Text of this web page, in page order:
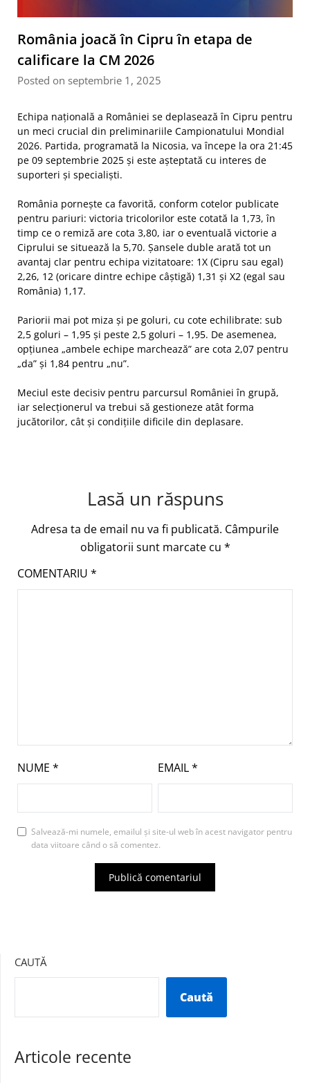
România joacă în Cipru în etapa de
calificare la CM 2026
Posted on septembrie 1, 2025
Echipa națională a României se deplasează în Cipru pentru
un meci crucial din preliminariile Campionatului Mondial
2026. Partida, programată la Nicosia, va începe la ora 21:45
pe 09 septembrie 2025 și este așteptată cu interes de
suporteri și specialiști.
România pornește ca favorită, conform cotelor publicate
pentru pariuri: victoria tricolorilor este cotată la 1,73, în
timp ce o remiză are cota 3,80, iar o eventuală victorie a
Ciprului se situează la 5,70. Șansele duble arată tot un
avantaj clar pentru echipa vizitatoare: 1X (Cipru sau egal)
2,26, 12 (oricare dintre echipe câștigă) 1,31 și X2 (egal sau
România) 1,17.
Pariorii mai pot miza și pe goluri, cu cote echilibrate: sub
2,5 goluri – 1,95 și peste 2,5 goluri – 1,95. De asemenea,
opțiunea „ambele echipe marchează” are cota 2,07 pentru
„da” și 1,84 pentru „nu”.
Meciul este decisiv pentru parcursul României în grupă,
iar selecționerul va trebui să gestioneze atât forma
jucătorilor, cât și condițiile dificile din deplasare.
Lasă un răspuns
Adresa ta de email nu va fi publicată. Câmpurile
obligatorii sunt marcate cu *
COMENTARIU *
NUME * EMAIL*
Salvează-mi numele, emailul și site-ul web în acest navigator pentru
data viitoare când o să comentez.
CAUTĂ
Caută
Articole recente